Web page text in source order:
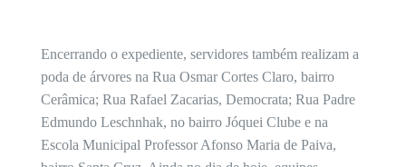
Encerrando o expediente, servidores também realizam a
poda de árvores na Rua Osmar Cortes Claro, bairro
Cerâmica; Rua Rafael Zacarias, Democrata; Rua Padre
Edmundo Leschnhak, no bairro Jóquei Clube e na
Escola Municipal Professor Afonso Maria de Paiva,